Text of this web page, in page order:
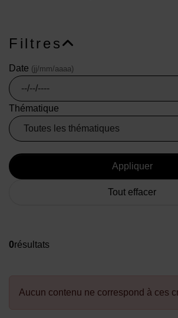
Filtres
Date (jj/mm/aaaa)
Thématique
Appliquer
Tout effacer
0résultats
En extérieur liste
Aucun contenu ne correspond à ces